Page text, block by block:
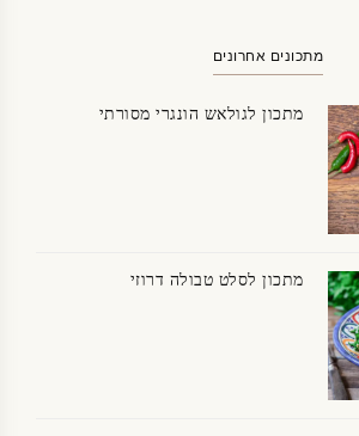
מתכונים אחרונים
מתכון לגולאש הונגרי מסורתי
מתכון לסלט טבולה דרוזי